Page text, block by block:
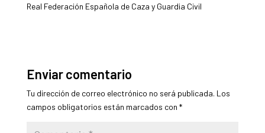
Real Federación Española de Caza y Guardia Civil
Enviar comentario
Tu dirección de correo electrónico no será publicada. Los
campos obligatorios están marcados con *